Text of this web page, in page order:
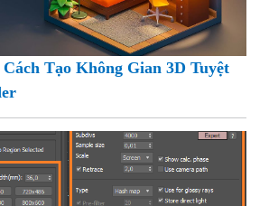
Tạo Không Gian 3D Tuyệt